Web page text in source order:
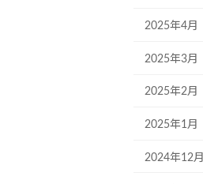
2025年4月
2025年3月
2025年2月
2025年1月
2024年12月